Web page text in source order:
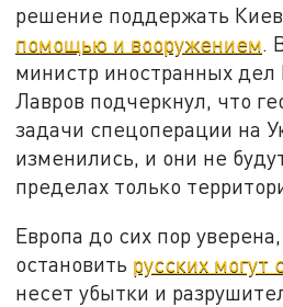
решение поддержать
помощью и вооружением
министр иностранных дел
Лавров подчеркнул, что
задачи спецоперации на
изменились, и они не
пределах только
Европа до сих пор
остановить русских могут
несет убытки и